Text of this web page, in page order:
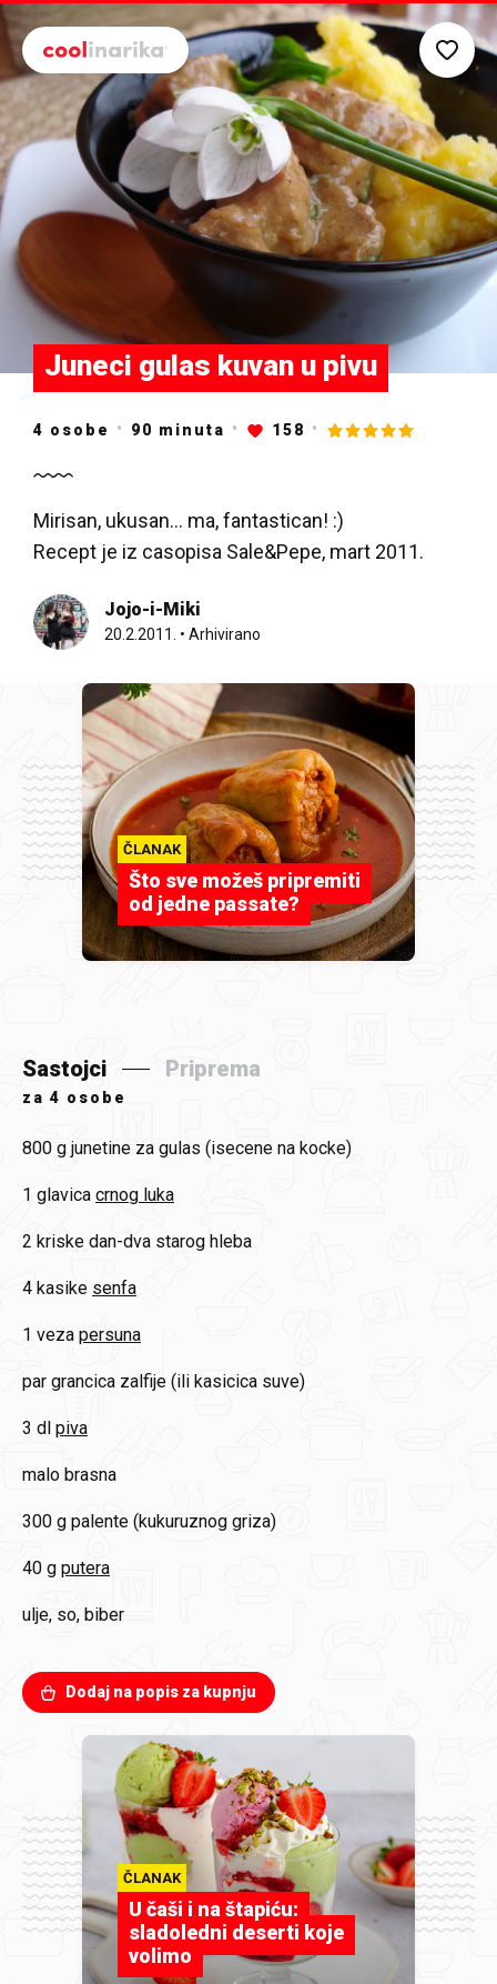
Preskoči na glavni sadržaj
Juneci gulas kuvan u pivu
4 osobe 90 minuta 158
Mirisan, ukusan... ma, fantastican! :)
Recept je iz casopisa Sale&Pepe, mart 2011.
Jojo-i-Miki
20.2.2011. • Arhivirano
ČLANAK
Što sve možeš pripremiti
od jedne passate?
Sastojci Priprema
za 4 osobe
800 g junetine za gulas (isecene na kocke)
1 glavica crnog luka
2 kriske dan-dva starog hleba
4 kasike senfa
1 veza persuna
par grancica zalfije (ili kasicica suve)
3 dl piva
malo brasna
300 g palente (kukuruznog griza)
40 g putera
ulje, so, biber
Dodaj na popis za kupnju
ČLANAK
U čaši i na štapiću:
sladoledni deserti koje
volimo